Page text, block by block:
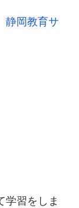
岡教育サ
学習をしま